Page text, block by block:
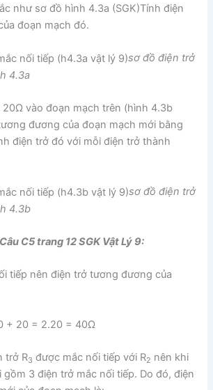
như sơ đồ hình 4.3a (SGK)Tính điện
đoạn mạch đó.
sơ đồ điện trở
4.3a
20Ω vào đoạn mạch trên (hình 4.3b
đương của đoạn mạch mới bằng
điện trở đó với mỗi điện trở thành
sơ đồ điện trở
4.3b
C5 trang 12 SGK Vật Lý 9:
tiếp nên điện trở tương đương của
+ 20 = 2.20 = 40Ω
trở R3 được mắc nối tiếp với R2 nên khi
gồm 3 điện trở mắc nối tiếp. Do đó, điện